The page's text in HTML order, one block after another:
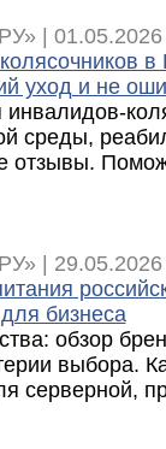
|
уход и не
среды,
отзывы.
|
бизнеса
обзор
выбора.
серверной,